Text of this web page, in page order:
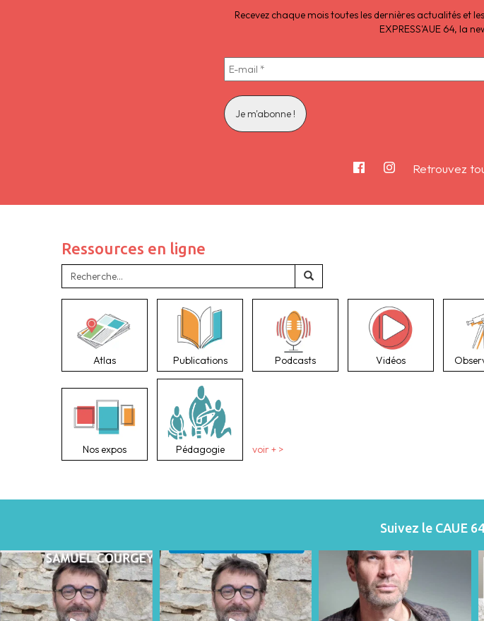
Recevez chaque mois toutes les dernières actualités et
EXPRESS'AUE 64, la
Retrouvez
Ressources en ligne
Atlas Publications Podcasts Vidéos
Nos expos Pédagogie voir + >
Suivez le CAUE